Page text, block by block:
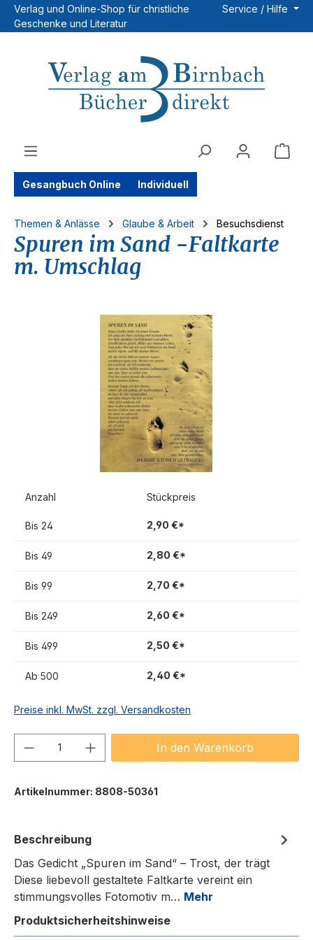
Zum Hauptinhalt springen
Verlag und Online-Shop für christliche
Geschenke und Literatur
Service / Hilfe
Gesangbuch Online Individuell
Themen & Anlässe Glaube & Arbeit Besuchsdienst
Spuren im Sand -Faltkarte
m. Umschlag
Bildergalerie überspringen
Anzahl Stückpreis
Bis 24 2,90 €*
Bis 49 2,80 €*
Bis 99 2,70 €*
Bis 249 2,60 €*
Bis 499 2,50 €*
Ab 500 2,40 €*
Preise inkl. MwSt. zzgl. Versandkosten
Produkt Anzahl: Gib denIn den Warenkorb
Artikelnummer: 8808-50361
Beschreibung
Das Gedicht „Spuren im Sand“ – Trost, der trägt
Diese liebevoll gestaltete Faltkarte vereint ein
stimmungsvolles Fotomotiv m… Mehr
Produktsicherheitshinweise